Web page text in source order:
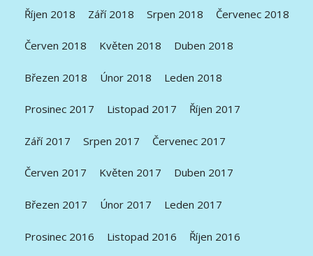
Říjen 2018 Září 2018 Srpen 2018 Červenec 2018
Červen 2018 Květen 2018 Duben 2018
Březen 2018 Únor 2018 Leden 2018
Prosinec 2017 Listopad 2017 Říjen 2017
Září 2017 Srpen 2017 Červenec 2017
Červen 2017 Květen 2017 Duben 2017
Březen 2017 Únor 2017 Leden 2017
Prosinec 2016 Listopad 2016 Říjen 2016